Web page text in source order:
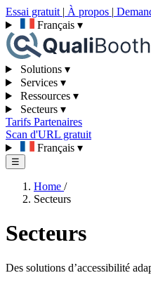
Essai gratuit | À propos |
Français ▾
Solutions ▾
Services ▾
Ressources ▾
Secteurs ▾
Tarifs Partenaires
Scan d'URL gratuit
Français ▾
☰
Home /
Secteurs
Secteurs
Des solutions d’accessibilité